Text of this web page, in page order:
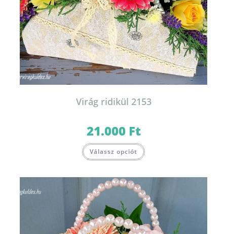
Virág ridikül 2153
21.000 Ft
Válassz opciót